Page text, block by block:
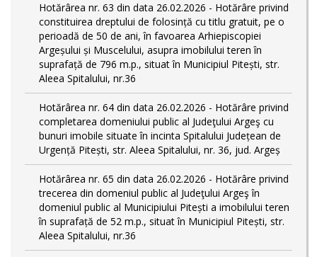
Hotărârea nr. 63 din data 26.02.2026 - Hotărâre privind
constituirea dreptului de folosință cu titlu gratuit, pe o
perioadă de 50 de ani, în favoarea Arhiepiscopiei
Argeșului și Muscelului, asupra imobilului teren în
suprafață de 796 m.p., situat în Municipiul Pitești, str.
Aleea Spitalului, nr.36
Hotărârea nr. 64 din data 26.02.2026 - Hotărâre privind
completarea domeniului public al Judeţului Argeş cu
bunuri imobile situate în incinta Spitalului Județean de
Urgență Pitești, str. Aleea Spitalului, nr. 36, jud. Argeș
Hotărârea nr. 65 din data 26.02.2026 - Hotărâre privind
trecerea din domeniul public al Judeţului Argeş în
domeniul public al Municipiului Pitești a imobilului teren
în suprafață de 52 m.p., situat în Municipiul Pitești, str.
Aleea Spitalului, nr.36